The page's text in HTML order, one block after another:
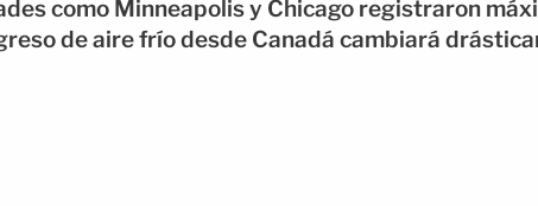
como Minneapolis y Chicago registraron
de aire frío desde Canadá cambiará